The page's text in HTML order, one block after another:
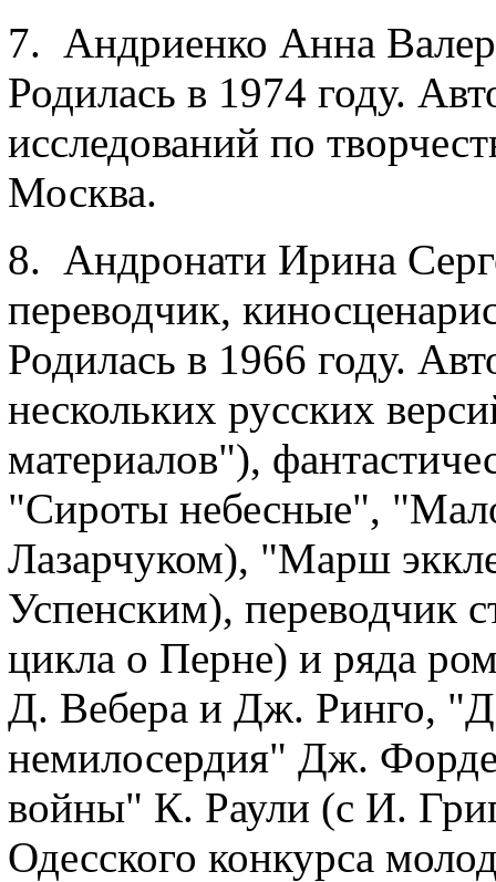
7. Андриенко Анна
Родилась в 1974 году.
исследований по
Москва.
8. Андронати Ирина
переводчик,
Родилась в 1966 году.
нескольких русских
материалов"),
"Сироты небесные",
Лазарчуком), "Марш
Успенским), переводчик
цикла о Перне) и ряда
Д. Вебера и Дж. Ринго,
немилосердия" Дж.
войны" К. Раули (с И.
Одесского конкурса